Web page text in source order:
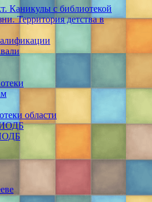
Каникулы с библиотекой
Территория детства в
области
ИОДБ